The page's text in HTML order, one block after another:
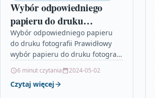
Wybór odpowiedniego
papieru do druku
fotografii
Wybór odpowiedniego papieru
do druku fotografii Prawidłowy
wybór papieru do druku fotografii
ogromne znaczenie dla jakości
finalnego efektu. Odpowiedni…
6 minut czytania 2024-05-02
Czytaj więcej